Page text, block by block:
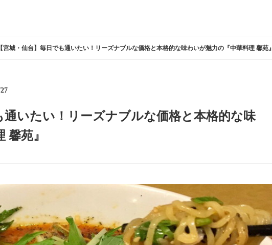
【宮城・仙台】毎日でも通いたい！リーズナブルな価格と本格的な味わいが魅力の『中華料理 馨苑』
通いたい！リーズナブルな価格と本格的な味
馨苑』